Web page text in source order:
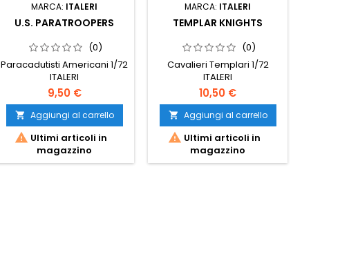
MARCA: ITALERI
U.S. PARATROOPERS
(0)
Paracadutisti Americani 1/72
ITALERI
9,50 €
 Aggiungi al carrello
 Ultimi articoli in
magazzino
MARCA: ITALERI
TEMPLAR KNIGHTS
(0)
Cavalieri Templari 1/72
ITALERI
10,50 €
 Aggiungi al carrello
 Ultimi articoli in
magazzino